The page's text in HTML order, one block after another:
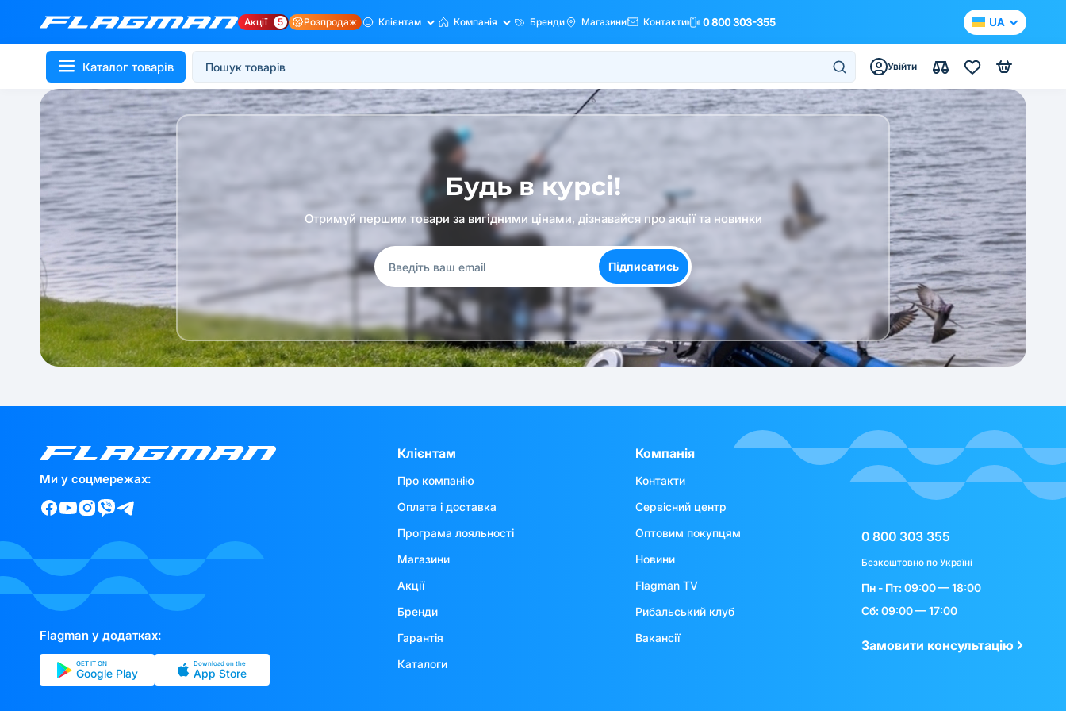
Акції 5 Розпродаж Клієнтам Компанія Бренди Магазини Контакти 0 800 303-355 UA
Каталог товарів Увійти
Будь в курсі!
Отримуй першим товари за вигідними цінами, дізнавайся про акції та новинки
Підписатись
Ми у соцмережах:
Flagman у додатках:
GET IT ON
Google Play
Download on the
App Store
Клієнтам
Про компанію
Оплата і доставка
Програма лояльності
Магазини
Акції
Бренди
Гарантія
Каталоги
Компанія
Контакти
Сервісний центр
Оптовим покупцям
Новини
Flagman TV
Рибальський клуб
Вакансії
0 800 303 355
Безкоштовно по Україні
Пн - Пт: 09:00 — 18:00
Сб: 09:00 — 17:00
Замовити консультацію